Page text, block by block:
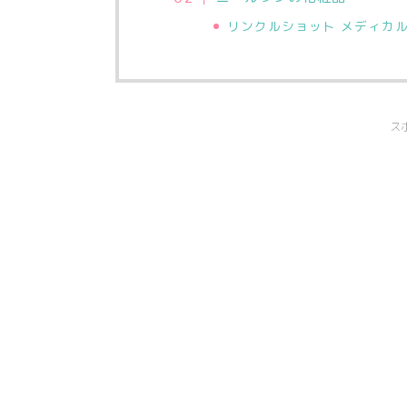
リンクルショット メディカ
ス